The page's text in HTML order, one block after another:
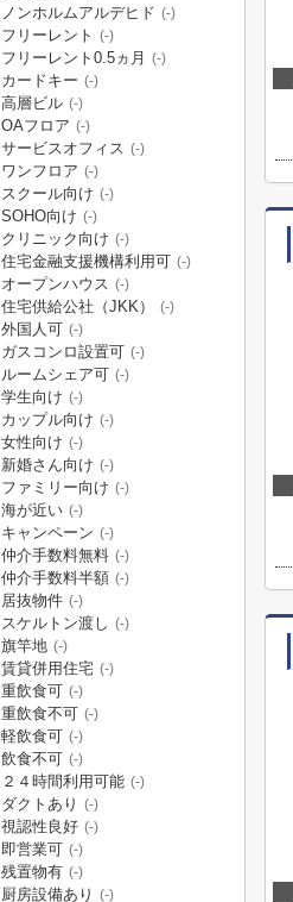
ノンホルムアルデヒド (-)
フリーレント (-)
フリーレント0.5ヵ月 (-)
カードキー (-)
高層ビル (-)
OAフロア (-)
サービスオフィス (-)
ワンフロア (-)
スクール向け (-)
SOHO向け (-)
クリニック向け (-)
住宅金融支援機構利用可 (-)
オープンハウス (-)
住宅供給公社（JKK） (-)
外国人可 (-)
ガスコンロ設置可 (-)
ルームシェア可 (-)
学生向け (-)
カップル向け (-)
女性向け (-)
新婚さん向け (-)
ファミリー向け (-)
海が近い (-)
キャンペーン (-)
仲介手数料無料 (-)
仲介手数料半額 (-)
居抜物件 (-)
スケルトン渡し (-)
旗竿地 (-)
賃貸併用住宅 (-)
重飲食可 (-)
重飲食不可 (-)
軽飲食可 (-)
飲食不可 (-)
２４時間利用可能 (-)
ダクトあり (-)
視認性良好 (-)
即営業可 (-)
残置物有 (-)
厨房設備あり (-)